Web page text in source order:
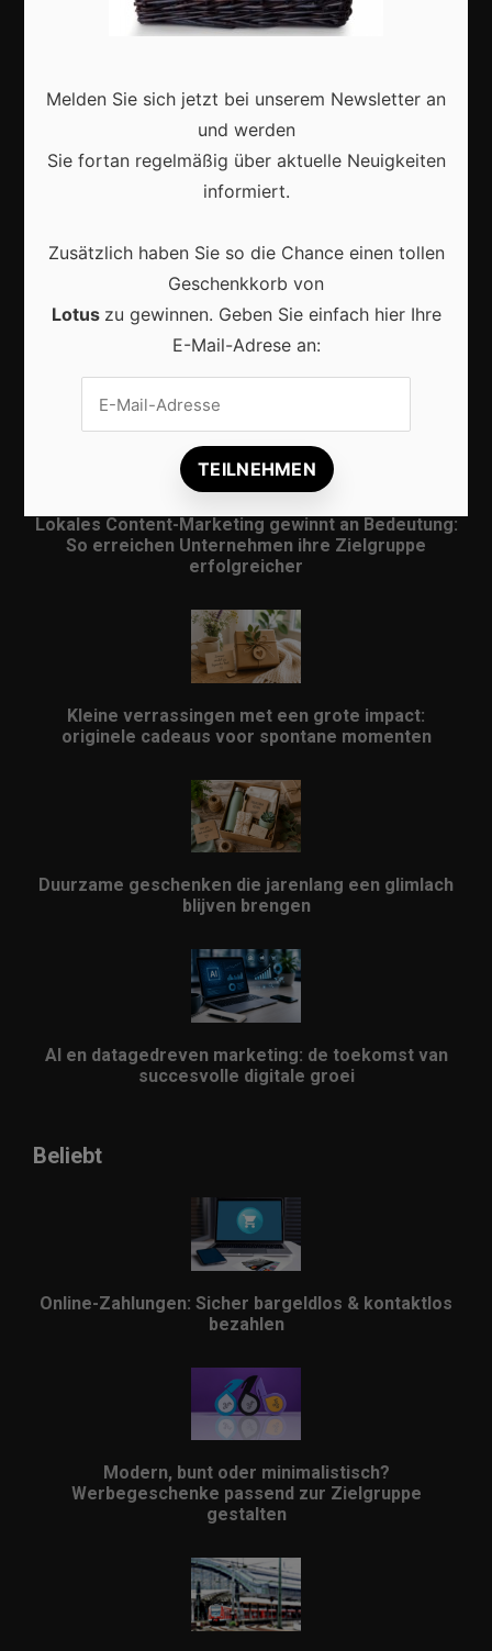
Lokale Suchmaschinenoptimierung bleibt der
Schlüssel für mehr regionale Kunden
Lokales Content-Marketing gewinnt an Bedeutung:
So erreichen Unternehmen ihre Zielgruppe
erfolgreicher
Kleine verrassingen met een grote impact:
originele cadeaus voor spontane momenten
Duurzame geschenken die jarenlang een glimlach
blijven brengen
AI en datagedreven marketing: de toekomst van
succesvolle digitale groei
Beliebt
Online-Zahlungen: Sicher bargeldlos & kontaktlos
bezahlen
Modern, bunt oder minimalistisch?
Werbegeschenke passend zur Zielgruppe
gestalten
Melden Sie sich jetzt bei unserem Newsletter an
und werden
Sie fortan regelmäßig über aktuelle Neuigkeiten
informiert.
Zusätzlich haben Sie so die Chance einen tollen
Geschenkkorb von
Lotus zu gewinnen. Geben Sie einfach hier Ihre
E-Mail-Adrese an: